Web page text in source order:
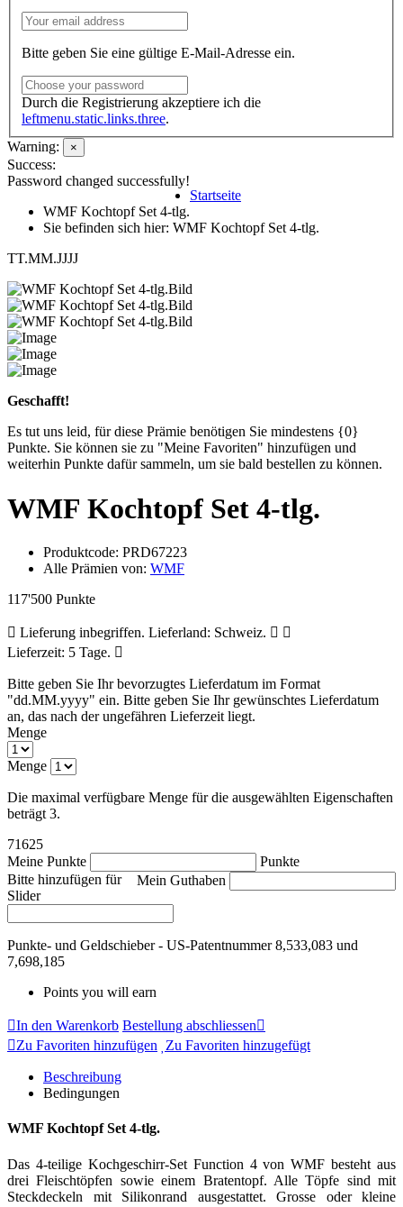
Bitte geben Sie eine gültige E-Mail-Adresse ein.
Durch die Registrierung akzeptiere ich die
leftmenu.static.links.three.
Warning:
×
Success:
Password changed successfully!
Startseite
WMF Kochtopf Set 4-tlg.
Sie befinden sich hier: WMF Kochtopf Set 4-tlg.
TT.MM.JJJJ
Geschafft!
Es tut uns leid, für diese Prämie benötigen Sie mindestens {0}
Punkte. Sie können sie zu "Meine Favoriten" hinzufügen und
weiterhin Punkte dafür sammeln, um sie bald bestellen zu können.
WMF Kochtopf Set 4-tlg.
Produktcode: PRD67223
Alle Prämien von: WMF
117'500 Punkte
Lieferung inbegriffen. Lieferland: Schweiz.
Lieferzeit: 5 Tage.
Bitte geben Sie Ihr bevorzugtes Lieferdatum im Format
"dd.MM.yyyy" ein. Bitte geben Sie Ihr gewünschtes Lieferdatum
an, das nach der ungefähren Lieferzeit liegt.
Menge
Menge
Die maximal verfügbare Menge für die ausgewählten Eigenschaften
beträgt 3.
71625
Meine Punkte
Punkte
Mein Guthaben
Bitte hinzufügen für
Slider
Punkte- und Geldschieber - US-Patentnummer 8,533,083 und
7,698,185
Points you will earn
In den Warenkorb Bestellung abschliessen
Zu Favoriten hinzufügen
Zu Favoriten hinzugefügt
Beschreibung
Bedingungen
WMF Kochtopf Set 4-tlg.
Das 4-teilige Kochgeschirr-Set Function 4 von WMF besteht aus
drei Fleischtöpfen sowie einem Bratentopf. Alle Töpfe sind mit
Steckdeckeln mit Silikonrand ausgestattet. Grosse oder kleine